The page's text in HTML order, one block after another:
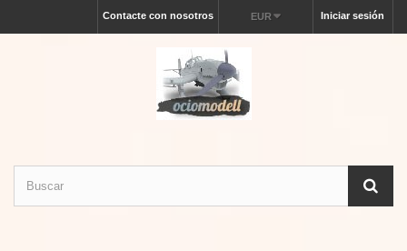
Iniciar sesión
EUR
Contacte con nosotros